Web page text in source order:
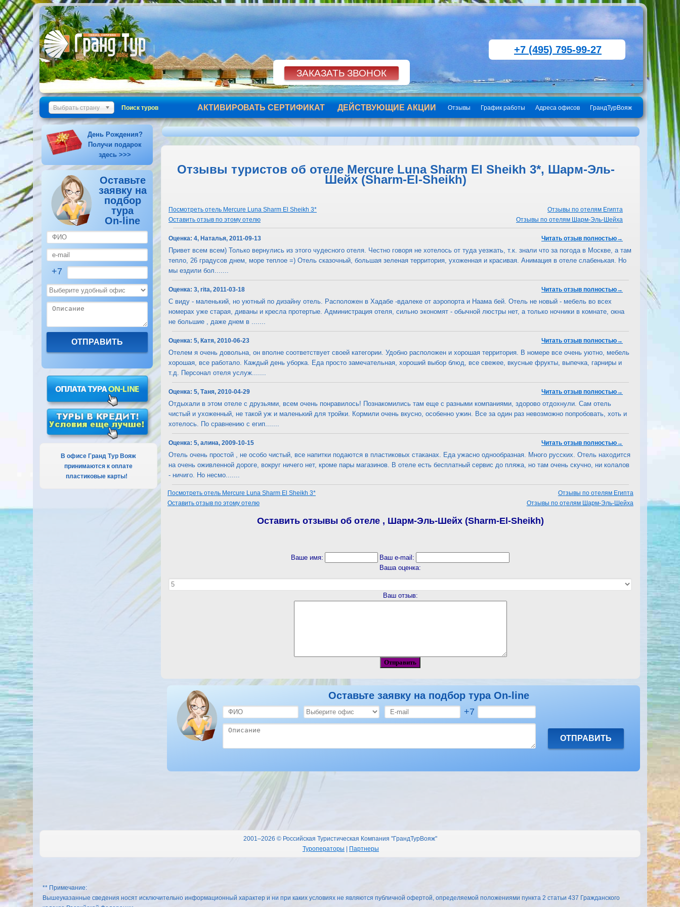
+7 (495) 795-99-27
Выбрать страну Поиск туров ГрандТурВояж
Адреса офисов
График работы
Отзывы
ДЕЙСТВУЮЩИЕ АКЦИИ
АКТИВИРОВАТЬ СЕРТИФИКАТ
День Рождения?
Получи подарок
здесь >>>
Оставьте
заявку на
подбор
тура
On-line
+7
В офисе Гранд Тур Вояж
принимаются к оплате
пластиковые карты!
Отзывы туристов об отеле Mercure Luna Sharm El Sheikh 3*, Шарм-Эль-
Шейх (Sharm-El-Sheikh)
Посмотреть отель Mercure Luna Sharm El Sheikh 3*
Отзывы по отелям Египта
Оставить отзыв по этому отелю
Отзывы по отелям Шарм-Эль-Шейха
Оценка: 4, Наталья, 2011-09-13 Читать отзыв полностью→
Привет всем всем) Только вернулись из этого чудесного отеля. Честно говоря не хотелось от туда уезжать, т.к. знали что за погода в Москве, а там
тепло, 26 градусов днем, море теплое =) Отель сказочный, большая зеленая территория, ухоженная и красивая. Анимация в отеле слабенькая. Но
мы ездили бол.......
Оценка: 3, rita, 2011-03-18 Читать отзыв полностью→
С виду - маленький, но уютный по дизайну отель. Расположен в Хадабе -вдалеке от аэропорта и Наама бей. Отель не новый - мебель во всех
номерах уже старая, диваны и кресла протертые. Администрация отеля, сильно экономят - обычной люстры нет, а только ночники в комнате, окна
не большие , даже днем в .......
Оценка: 5, Катя, 2010-06-23 Читать отзыв полностью→
Отелем я очень довольна, он вполне соответствует своей категории. Удобно расположен и хорошая территория. В номере все очень уютно, мебель
хорошая, все работало. Каждый день уборка. Еда просто замечательная, хороший выбор блюд, все свежее, вкусные фрукты, выпечка, гарниры и
т.д. Персонал отеля услуж.......
Оценка: 5, Таня, 2010-04-29 Читать отзыв полностью→
Отдыхали в этом отеле с друзьями, всем очень понравилось! Познакомились там еще с разными компаниями, здорово отдохнули. Сам отель
чистый и ухоженный, не такой уж и маленький для тройки. Кормили очень вкусно, особенно ужин. Все за один раз невозможно попробовать, хоть и
хотелось. По сравнению с егип.......
Оценка: 5, алина, 2009-10-15 Читать отзыв полностью→
Отель очень простой , не особо чистый, все напитки подаются в пластиковых стаканах. Еда ужасно однообразная. Много русских. Отель находится
на очень оживленной дороге, вокруг ничего нет, кроме пары магазинов. В отеле есть бесплатный сервис до пляжа, но там очень скучно, ни колалов
- ничиго. Но несмо.......
Посмотреть отель Mercure Luna Sharm El Sheikh 3*
Отзывы по отелям Египта
Отзывы по отелям Шарм-Эль-Шейха
Оставить отзыв по этому отелю
Оставить отзывы об отеле , Шарм-Эль-Шейх (Sharm-El-Sheikh)
Ваше имя:
Ваш e-mail:
Ваша оценка:
Ваш отзыв:
Оставьте заявку на подбор тура On-line
+7
2001–2026 © Российская Туристическая Компания "ГрандТурВояж"
Туроператоры
Партнеры
** Примечание:
Вышеуказанные сведения носят исключительно информационный характер и ни при каких условиях не являются публичной офертой, определяемой положениями пункта 2 статьи 437 Гражданского